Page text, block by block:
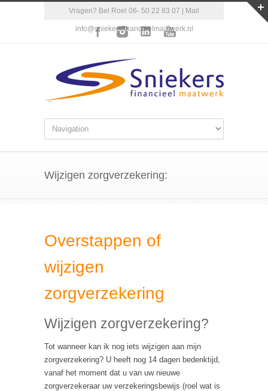
Vragen? Bel Roel 06- 50 22 83 07 | Mail
info@sniekersfinancieelmaatwerk.nl
Wijzigen zorgverzekering:
Overstappen of
wijzigen
zorgverzekering
Wijzigen zorgverzekering?
Tot wanneer kan ik nog iets wijzigen aan mijn
zorgverzekering? U heeft nog 14 dagen bedenktijd,
vanaf het moment dat u van uw nieuwe
zorgverzekeraar uw verzekeringsbewijs (roel wat is